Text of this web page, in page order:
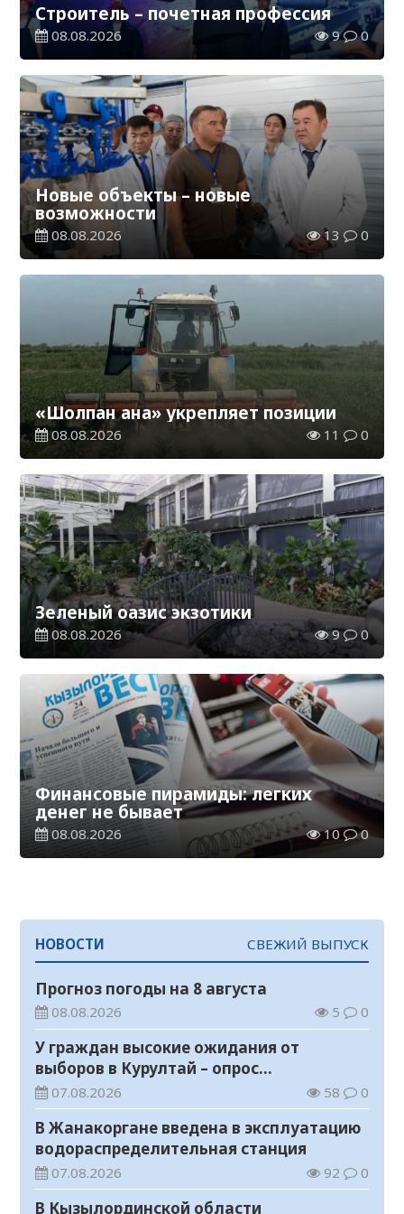
Строитель – почетная профессия
08.08.2026 9 0
Новые объекты – новые
возможности
08.08.2026 13 0
«Шолпан ана» укрепляет позиции
08.08.2026 11 0
Зеленый оазис экзотики
08.08.2026 9 0
Финансовые пирамиды: легких
денег не бывает
08.08.2026 10 0
НОВОСТИ СВЕЖИЙ ВЫПУСК
Прогноз погоды на 8 августа
08.08.2026 5 0
У граждан высокие ожидания от
выборов в Курултай – опрос
общественного мнения
07.08.2026 58 0
В Жанакоргане введена в эксплуатацию
водораспределительная станция
07.08.2026 92 0
В Кызылординской области